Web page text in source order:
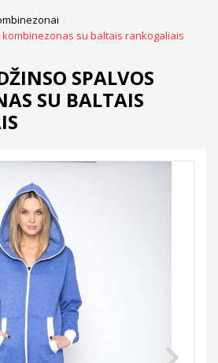
su baltais rankogaliais
SPALVOS
SU BALTAIS